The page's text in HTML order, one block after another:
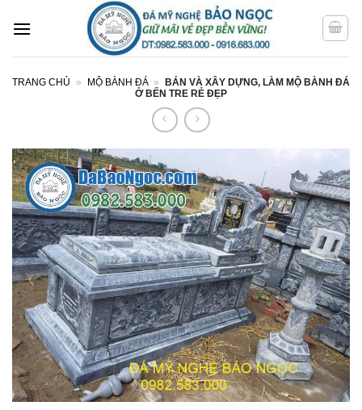
qua
TRANG CHỦ » MỘ BÀNH ĐÁ »
BÁN VÀ XÂY DỰNG, LÀM MỘ BÀNH ĐÁ
Ở BẾN TRE RẺ ĐẸP